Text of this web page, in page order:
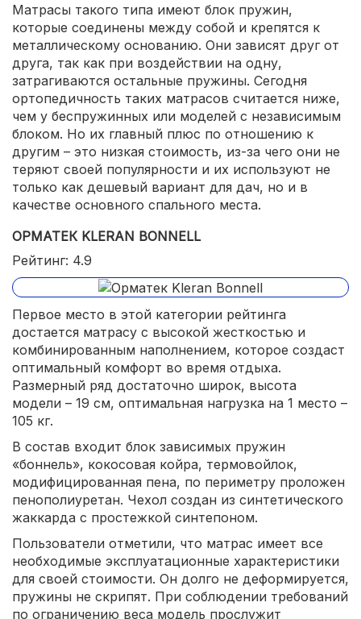
Матрасы такого типа имеют блок пружин,
которые соединены между собой и крепятся к
металлическому основанию. Они зависят друг от
друга, так как при воздействии на одну,
затрагиваются остальные пружины. Сегодня
ортопедичность таких матрасов считается ниже,
чем у беспружинных или моделей с независимым
блоком. Но их главный плюс по отношению к
другим – это низкая стоимость, из-за чего они не
теряют своей популярности и их используют не
только как дешевый вариант для дач, но и в
качестве основного спального места.
ОРМАТЕК KLERAN BONNELL
Рейтинг: 4.9
Первое место в этой категории рейтинга
достается матрасу с высокой жесткостью и
комбинированным наполнением, которое создаст
оптимальный комфорт во время отдыха.
Размерный ряд достаточно широк, высота
модели – 19 см, оптимальная нагрузка на 1 место –
105 кг.
В состав входит блок зависимых пружин
«боннель», кокосовая койра, термовойлок,
модифицированная пена, по периметру проложен
пенополиуретан. Чехол создан из синтетического
жаккарда с простежкой синтепоном.
Пользователи отметили, что матрас имеет все
необходимые эксплуатационные характеристики
для своей стоимости. Он долго не деформируется,
пружины не скрипят. При соблюдении требований
по ограничению веса модель прослужит